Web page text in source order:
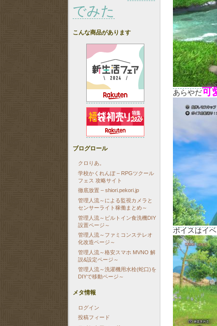
あらやだ可
ボイスはイ
でみた
こんな商品があります
ブログロール
クロりあ。
学校かくれんぼ – RPGツクール
フェス 攻略サイト
徹底放置 – shiori.pekori.jp
管理人流～による監視カメラと
センサーライト稼働まとめ～
管理人流～ビルトイン食洗機DIY
設置ページ～
管理人流～ファミコンステレオ
化改造ページ～
管理人流～格安スマホ MVNO 解
説&設定ページ～
管理人流～洗濯機用水栓(蛇口)を
DIYで移動ページ～
メタ情報
ログイン
投稿フィード